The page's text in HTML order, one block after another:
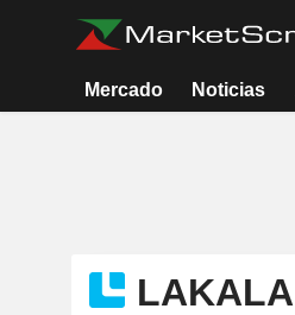
Mercado Noticias